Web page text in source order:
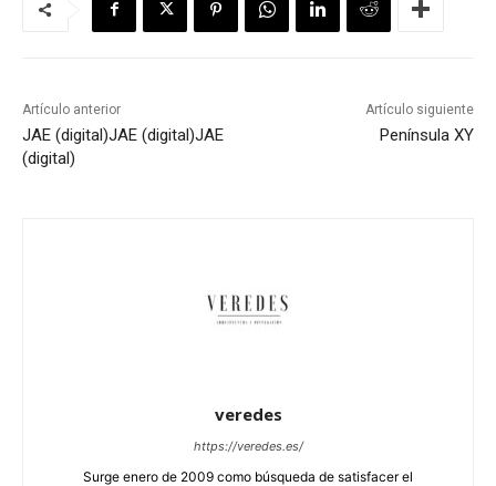
Artículo anterior
JAE (digital)JAE (digital)JAE
(digital)
Artículo siguiente
Península XY
veredes
https://veredes.es/
Surge enero de 2009 como búsqueda de satisfacer el